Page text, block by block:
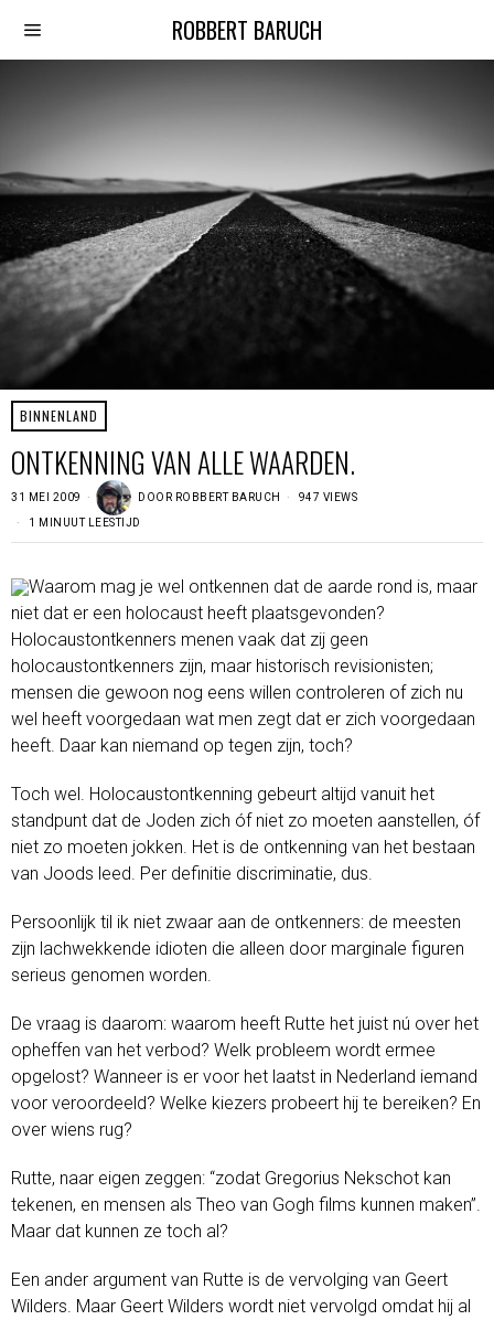
ROBBERT BARUCH
BINNENLAND
ONTKENNING VAN ALLE WAARDEN.
31 MEI 2009 DOOR ROBBERT BARUCH 947 VIEWS
1 MINUUT LEESTIJD
Waarom mag je wel ontkennen dat de aarde rond is, maar
niet dat er een holocaust heeft plaatsgevonden?
Holocaustontkenners menen vaak dat zij geen
holocaustontkenners zijn, maar historisch revisionisten;
mensen die gewoon nog eens willen controleren of zich nu
wel heeft voorgedaan wat men zegt dat er zich voorgedaan
heeft. Daar kan niemand op tegen zijn, toch?
Toch wel. Holocaustontkenning gebeurt altijd vanuit het
standpunt dat de Joden zich óf niet zo moeten aanstellen, óf
niet zo moeten jokken. Het is de ontkenning van het bestaan
van Joods leed. Per definitie discriminatie, dus.
Persoonlijk til ik niet zwaar aan de ontkenners: de meesten
zijn lachwekkende idioten die alleen door marginale figuren
serieus genomen worden.
De vraag is daarom: waarom heeft Rutte het juist nú over het
opheffen van het verbod? Welk probleem wordt ermee
opgelost? Wanneer is er voor het laatst in Nederland iemand
voor veroordeeld? Welke kiezers probeert hij te bereiken? En
over wiens rug?
Rutte, naar eigen zeggen: “zodat Gregorius Nekschot kan
tekenen, en mensen als Theo van Gogh films kunnen maken”.
Maar dat kunnen ze toch al?
Een ander argument van Rutte is de vervolging van Geert
Wilders. Maar Geert Wilders wordt niet vervolgd omdat hij al